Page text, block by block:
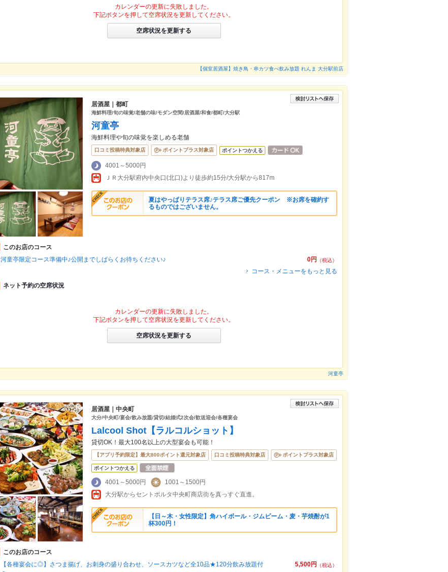
カレンダーの更新に失敗しました。
下記ボタンを押して空席状況を更新してください。
空席状況を更新する
【個室居酒屋】焼き鳥・串カツ食べ飲み放題 れんま 大分駅前店
居酒屋｜都町
海鮮料理/旬の味覚/老舗の味/モダン空間/居酒屋/和食/都町/大分駅
河童亭
海鮮料理や旬の味覚を楽しめる老舗
口コミ投稿特典対象店 ポイントプラス対象店 ポイントつかえる
4001～5000円
ＪＲ大分駅府内中央口(北口)より徒歩約15分/大分駅から817m
夏はやっぱりテラス席♪テラス席ご優先クーポン ※お席を確約す
るものではございません。
このお店のコース
0円
（税込）
河童亭限定コース準備中♪公開までしばらくお待ちください♪
コース・メニューをもっと見る
ネット予約の空席状況
カレンダーの更新に失敗しました。
下記ボタンを押して空席状況を更新してください。
空席状況を更新する
河童亭
居酒屋｜中央町
大分/中央町/宴会/飲み放題/貸切/結婚式2次会/歓送迎会/各種宴会
Lalcool Shot【ラルコルショット】
貸切OK！最大100名以上の大型宴会も可能！
【アプリ予約限定】最大800ポイント還元対象店 口コミ投稿特典対象店 ポイントプラス対象店
ポイントつかえる
4001～5000円
1001～1500円
大分駅からセントポルタ中央町商店街を真っすぐ直進。
【日～木・女性限定】角ハイボール・ジムビーム・麦・芋焼酎が1
杯300円！
このお店のコース
5,500円
（税込）
【各種宴会に◎】さつま揚げ、お刺身の盛り合わせ、ソースカツなど全10品★120分飲み放題付